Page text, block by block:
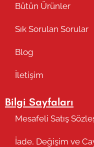
Bütün Ürünler
Sık Sorulan Sorular
Blog
İletişim
Bilgi Sayfaları
Mesafeli Satış
İade, Değişim ve